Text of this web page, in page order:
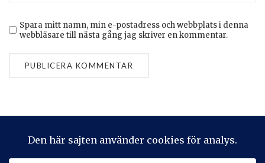
Spara mitt namn, min e-postadress och webbplats i denna
webbläsare till nästa gång jag skriver en kommentar.
Privacy & Cookies: This site uses cookies. By continuing to use
this website, you agree to their use.
To find out more, including how to control cookies, see here: